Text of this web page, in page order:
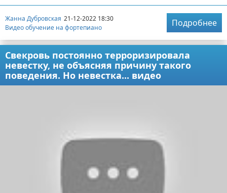
Жанна Дубровская 21-12-2022 18:30
Видео обучение на фортепиано
Подробнее
Свекровь постоянно терроризировала
невестку, не объясняя причину такого
поведения. Но невестка... видео